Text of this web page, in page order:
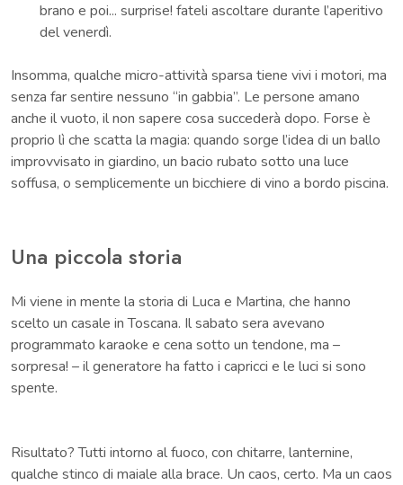
brano e poi... surprise! fateli ascoltare durante l’aperitivo
del venerdì.
Insomma, qualche micro-attività sparsa tiene vivi i motori, ma
senza far sentire nessuno “in gabbia”. Le persone amano
anche il vuoto, il non sapere cosa succederà dopo. Forse è
proprio lì che scatta la magia: quando sorge l’idea di un ballo
improvvisato in giardino, un bacio rubato sotto una luce
soffusa, o semplicemente un bicchiere di vino a bordo piscina.
Una piccola storia
Mi viene in mente la storia di Luca e Martina, che hanno
scelto un casale in Toscana. Il sabato sera avevano
programmato karaoke e cena sotto un tendone, ma –
sorpresa! – il generatore ha fatto i capricci e le luci si sono
spente.
Risultato? Tutti intorno al fuoco, con chitarre, lanternine,
qualche stinco di maiale alla brace. Un caos, certo. Ma un caos